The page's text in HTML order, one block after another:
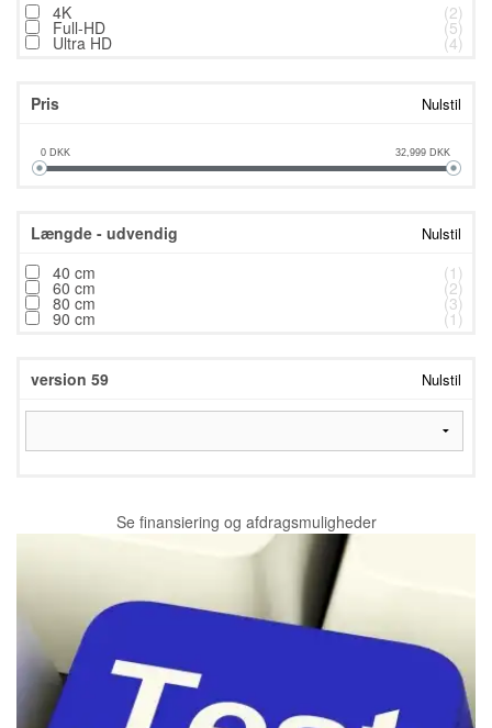
4K (2)
Full-HD (5)
Ultra HD (4)
Pris Nulstil
0 DKK 32,999 DKK
Længde - udvendig Nulstil
40 cm (1)
60 cm (2)
80 cm (3)
90 cm (1)
version 59 Nulstil
Se finansiering og afdragsmuligheder